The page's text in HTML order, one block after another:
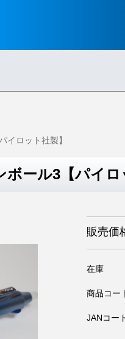
イロット社製】
ール3【パイロ
販売価
在庫
商品コー
JANコー